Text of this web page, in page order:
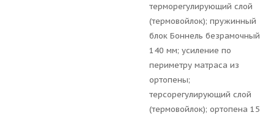
терморегулирующий слой
(термовойлок); пружинный
блок Боннель безрамочный
140 мм; усиление по
периметру матраса из
ортопены;
терсорегулирующий слой
(термовойлок); ортопена 15